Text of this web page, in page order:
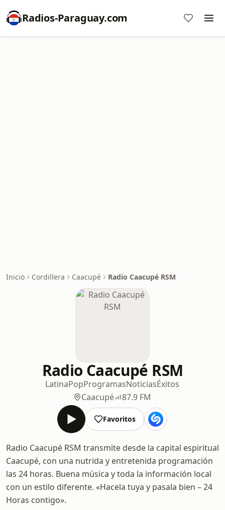
Radios-Paraguay.com
Inicio Cordillera Caacupé Radio Caacupé RSM
Radio Caacupé RSM
LatinaPopProgramasNoticiasÉxitos
Caacupé
87.9 FM
Favoritos
Radio Caacupé RSM transmite desde la capital espiritual
Caacupé, con una nutrida y entretenida programación
las 24 horas. Buena música y toda la información local
con un estilo diferente. «Hacela tuya y pasala bien – 24
Horas contigo».